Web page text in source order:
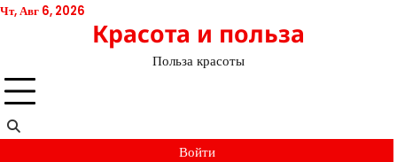
Перейти
Чт, Авг 6, 2026
Красота и польза
Польза красоты
Войти